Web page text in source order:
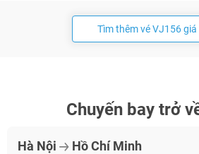
Tìm thêm vé VJ156 giá
Chuyến bay trở
Hà Nội Hồ Chí Minh